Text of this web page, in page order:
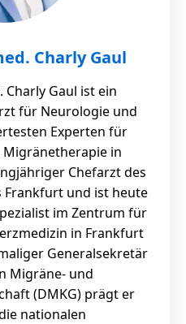
Charly Gaul
Charly Gaul ist ein
für Neurologie und
Experten für
in
Chefarzt des
und ist heute
im Zentrum für
in Frankfurt
Generalsekretär
Migräne- und
(DMKG) prägt er
nationalen